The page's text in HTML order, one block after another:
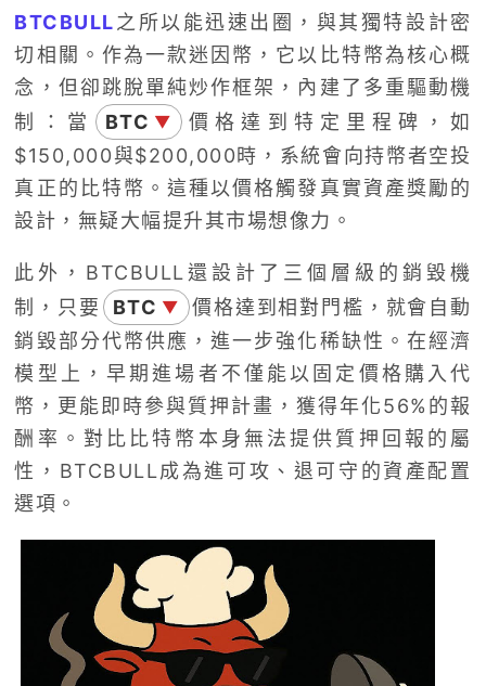
BTCBULL之所以能迅速出圈，與其獨特設計密
切相關。作為一款迷因幣，它以比特幣為核心概
念，但卻跳脫單純炒作框架，內建了多重驅動機
制：當
BTC ▼
價格達到特定里程碑，如
$150,000與$200,000時，系統會向持幣者空投
真正的比特幣。這種以價格觸發真實資產獎勵的
設計，無疑大幅提升其市場想像力。
此外，BTCBULL還設計了三個層級的銷毀機
制，只要
BTC ▼
價格達到相對門檻，就會自動
銷毀部分代幣供應，進一步強化稀缺性。在經濟
模型上，早期進場者不僅能以固定價格購入代
幣，更能即時參與質押計畫，獲得年化56%的報
酬率。對比比特幣本身無法提供質押回報的屬
性，BTCBULL成為進可攻、退可守的資產配置
選項。